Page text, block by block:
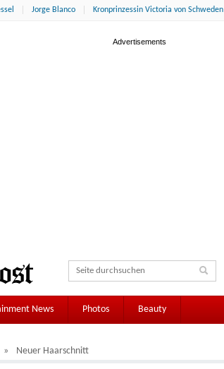
Jorge Blanco Kronprinzessin Victoria von Schweden
News Photos Beauty
Neuer Haarschnitt